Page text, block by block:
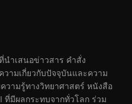
ำเสนอข่าวสาร คำสั่ง
วามเกี่ยวกับปัจจุบันและความ
วามรู้ทางวิทยาศาสตร์ หนังสือ
ที่มีผลกระทบจากทั่วโลก ร่วม